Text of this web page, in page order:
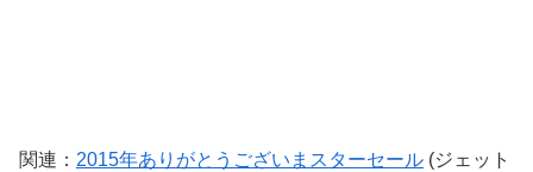
関連： 2015年ありがとうございまスターセール (ジェット